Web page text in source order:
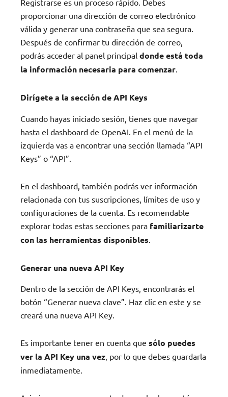
proporcionar una dirección de correo electrónico
válida y generar una contraseña que sea segura.
Después de confirmar tu dirección de correo,
podrás acceder al panel principal donde está toda
la información necesaria para comenzar
Dirígete a la sección de API Keys
Cuando hayas iniciado sesión, tienes que navegar
hasta el dashboard de OpenAI. En el menú de la
izquierda vas a encontrar una sección llamada “API
Keys” o “API”.
En el dashboard, también podrás ver información
relacionada con tus suscripciones, límites de uso y
configuraciones de la cuenta. Es recomendable
explorar todas estas secciones para familiarizarte
con las herramientas disponibles
Generar una nueva API Key
Dentro de la sección de API Keys, encontrarás el
botón “Generar nueva clave”. Haz clic en este y se
creará una nueva API Key.
Es importante tener en cuenta que sólo puedes
ver la API Key una vez, por lo que debes guardarla
inmediatamente.